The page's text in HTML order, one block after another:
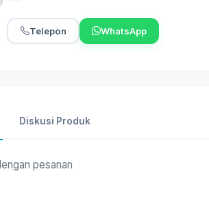
Telepon WhatsApp
Diskusi Produk
pesanan